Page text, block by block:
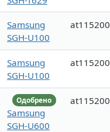
Samsung
SGH-U100
at115200
Samsung
SGH-U100
at115200
Одобрено
Samsung
SGH-U600
at115200